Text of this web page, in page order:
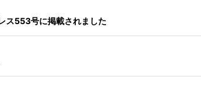
ス553号に掲載されました